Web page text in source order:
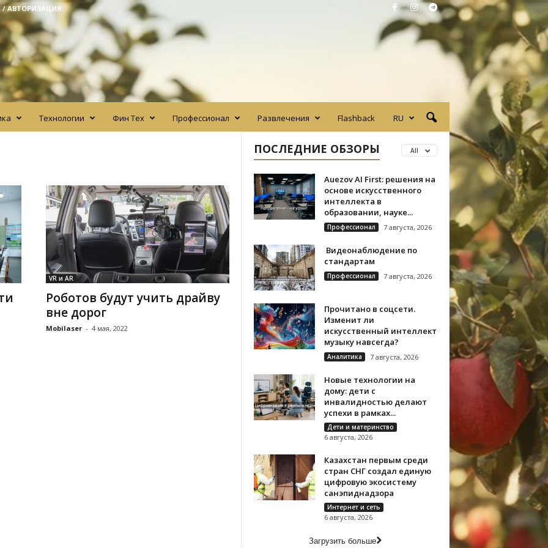
/ АВТОРИЗАЦИЯ
Технологии Фин Тех Профессионал Развлечения Flashback RU
VR и AR
Роботов будут учить драйву
вне дорог
Mobilaser - 4 мая, 2022
ПОСЛЕДНИЕ ОБЗОРЫ All
Auezov AI First: решения на
основе искусственного
интеллекта в
образовании, науке...
Профессионал 7 августа, 2026
Видеонаблюдение по
стандартам
Профессионал 7 августа, 2026
Прочитано в соцсети.
Изменит ли
искусственный интеллект
музыку навсегда?
Аналитика 7 августа, 2026
Новые технологии на
дому: дети с
инвалидностью делают
успехи в рамках...
Дети и материнство
6 августа, 2026
Казахстан первым среди
стран СНГ создал единую
цифровую экосистему
санэпиднадзора
Интернет и сеть
6 августа, 2026
Загрузить больше